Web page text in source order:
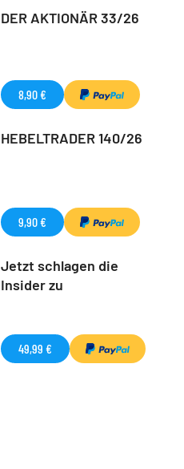
DER AKTIONÄR 33/26
8,90 €
HEBELTRADER 140/26
9,90 €
Jetzt schlagen die
Insider zu
49,99 €